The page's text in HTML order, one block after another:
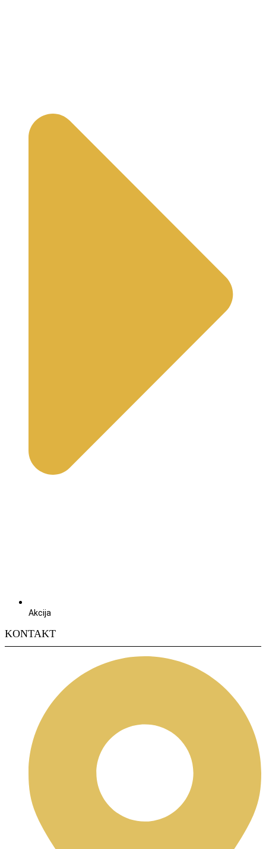
Akcija
KONTAKT